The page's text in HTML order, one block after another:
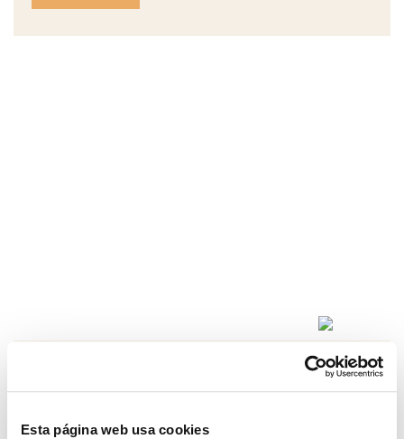
Esta página web usa cookies
Casa de Campo en Estepona